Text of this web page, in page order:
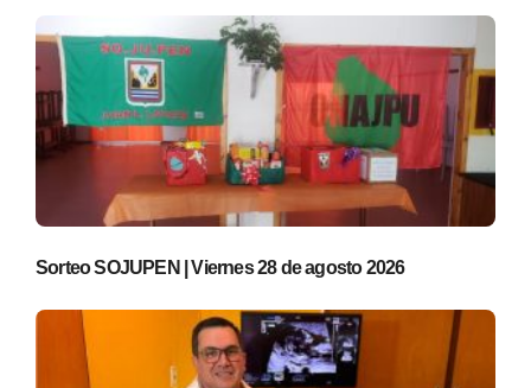
Sorteo SOJUPEN | Viernes 28 de agosto 2026